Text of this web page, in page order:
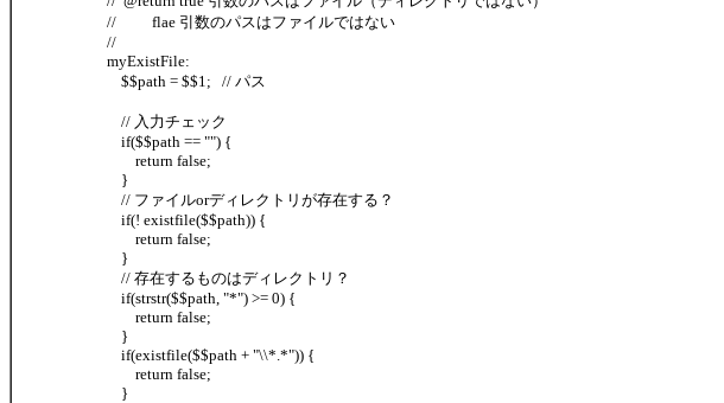
// flae 引数のパスはファイルではない
//
myExistFile:
$$path = $$1; // パス
// 入力チェック
if($$path == "") {
return false;
}
// ファイルorディレクトリが存在する？
if(! existfile($$path)) {
return false;
}
// 存在するものはディレクトリ？
if(strstr($$path, "*") >= 0) {
return false;
}
if(existfile($$path + "\\*.*")) {
return false;
}